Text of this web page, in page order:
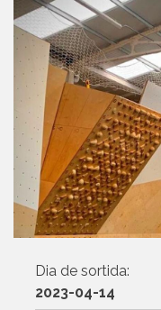
Dia de sortida:
2023-04-14